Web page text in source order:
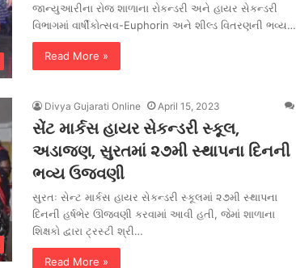
જાન્યુઆરીના રોજ શાળાના રોકન્ડરી અને હાયર સેકન્ડરી
વિભાગમાં વાર્ષીકોત્સવ-Euphorin અને શીલ્ડ વિતરણની ભવ્ય…
Read More »
Divya Gujarati Online April 15, 2023
સેંટ માર્કસ હાયર સેકન્ડરી સ્કૂલ,
અડાજણ, સુરતમાં ૨૭મી સ્થાપના દિનની
ભવ્ય ઉજવણી
સુરતઃ સેન્ટ માર્કસ હાયર સેકન્ડરી સ્કૂલમાં ૨૭મી સ્થાપના
દિનની હર્ષભેર ઊજવણી કરવામાં આવી હતી, જેમાં શાળાના
શિક્ષકો દ્વારા ટ્રસ્ટી શ્રી…
Read More »